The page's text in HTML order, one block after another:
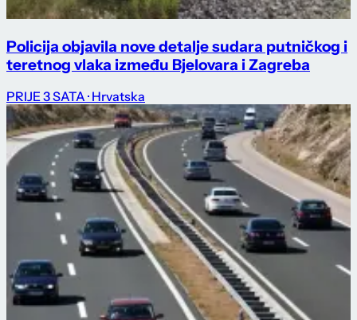
Policija objavila nove detalje sudara putničkog i
teretnog vlaka između Bjelovara i Zagreba
PRIJE 3 SATA · Hrvatska